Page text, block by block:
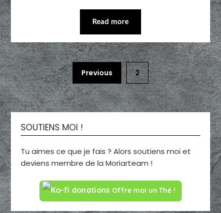
Read more
Previous 2
SOUTIENS MOI !
Tu aimes ce que je fais ? Alors soutiens moi et
deviens membre de la Moriarteam !
Offre moi un Thé !